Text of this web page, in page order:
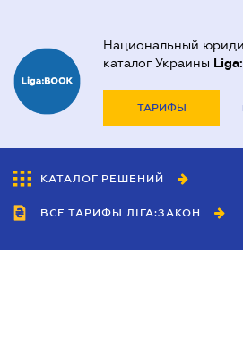
Национальный
каталог Украины
ТАРИФЫ
КАТАЛОГ РЕШЕНИЙ
ВСЕ ТАРИФЫ ЛІГА:ЗАКОН